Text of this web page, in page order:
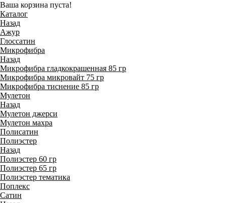
Ваша корзина пуста!
Каталог
Назад
Ажур
Глоссатин
Микрофибра
Назад
Микрофибра гладкокрашенная 85 гр
Микрофибра микровайт 75 гр
Микрофибра тиснение 85 гр
Мулетон
Назад
Мулетон джерси
Мулетон махра
Полисатин
Полиэстер
Назад
Полиэстер 60 гр
Полиэстер 65 гр
Полиэстер тематика
Поплекс
Сатин